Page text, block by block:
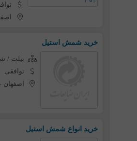
خرید شمش استیل
بیلت /
توافقی
اصفهان
خرید انواع شمش استیل